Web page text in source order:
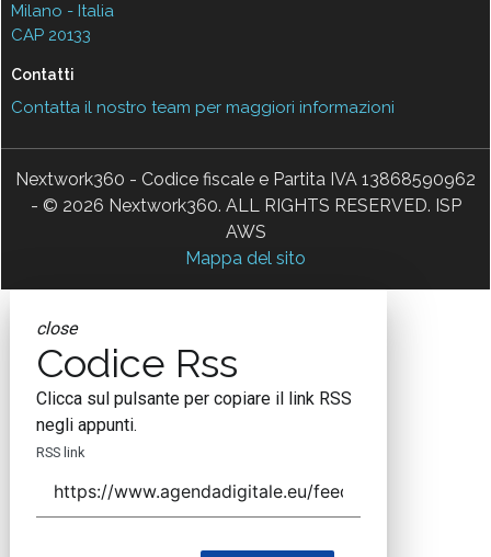
Milano - Italia
CAP 20133
Contatti
Contatta il nostro team per maggiori informazioni
Nextwork360 - Codice fiscale e Partita IVA 13868590962
- © 2026 Nextwork360. ALL RIGHTS RESERVED. ISP
AWS
Mappa del sito
close
Codice Rss
Clicca sul pulsante per copiare il link RSS
negli appunti.
RSS link